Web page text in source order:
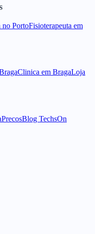
no PortoFisioterapeuta em
Clinica em BragaLoja
PrecosBlog TechsOn